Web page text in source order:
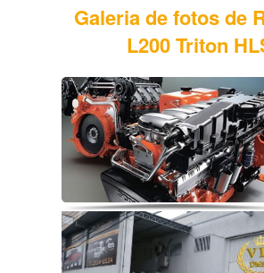
Galeria de fotos de
L200 Triton